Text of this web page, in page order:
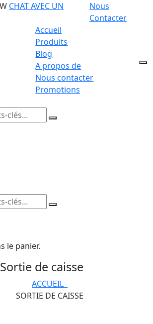
CHAT AVEC UN
Nous
Contacter
Accueil
Produits
Blog
A propos de
Nous contacter
Promotions
le panier.
Sortie de caisse
ACCUEIL
SORTIE DE CAISSE